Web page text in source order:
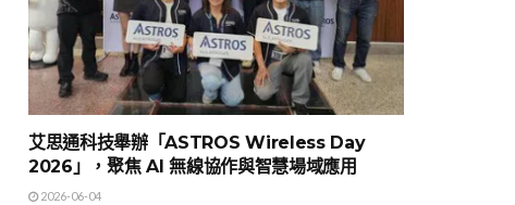
艾思通科技舉辦「ASTROS Wireless Day
2026」，聚焦 AI 無線協作與智慧場域應用
2026-06-04